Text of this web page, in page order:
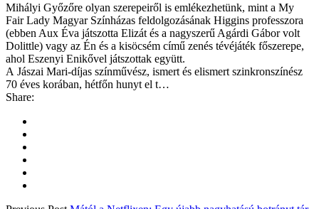
Mihályi Győzőre olyan szerepeiről is emlékezhetünk, mint a My
Fair Lady Magyar Színházas feldolgozásának Higgins professzora
(ebben Aux Éva játszotta Elizát és a nagyszerű Agárdi Gábor volt
Dolittle) vagy az Én és a kisöcsém című zenés tévéjáték főszerepe,
ahol Eszenyi Enikővel játszottak együtt.
A Jászai Mari-díjas színművész, ismert és elismert szinkronszínész
70 éves korában, hétfőn hunyt el t…
Share: